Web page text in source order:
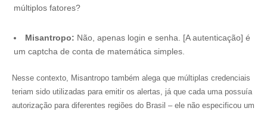
múltiplos fatores?
Misantropo: Não, apenas login e senha. [A autenticação] é
um captcha de conta de matemática simples.
Nesse contexto, Misantropo também alega que múltiplas credenciais
teriam sido utilizadas para emitir os alertas, já que cada uma possuía
autorização para diferentes regiões do Brasil – ele não especificou um